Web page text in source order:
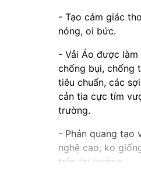
- Tạo cảm giác
nóng, oi bức.
- Vải Áo được
chống bụi, chống
tiêu chuẩn, các
cản tia cực tím
trường.
- Phản quang tạo
nghệ cao, ko
trên thị trường.
- Áo bằng vải